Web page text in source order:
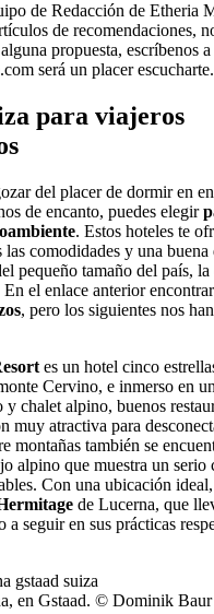
de Redacción de Etheria
de recomendaciones,
propuesta, escríbenos a
será un placer escucharte.
para viajeros
del placer de dormir en
de encanto, puedes elegir
. Estos hoteles te
comodidades y una buena
pequeño tamaño del país,
el enlace anterior
, pero los siguientes nos
es un hotel cinco
Cervino, e inmerso en
chalet alpino, buenos
muy atractiva para
montañas también se
alpino que muestra un serio
Con una ubicación
de Lucerna, que
a seguir en sus prácticas
en Gstaad. © Dominik Baur